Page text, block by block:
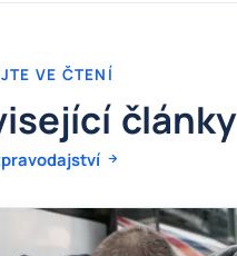
VE ČTENÍ
články